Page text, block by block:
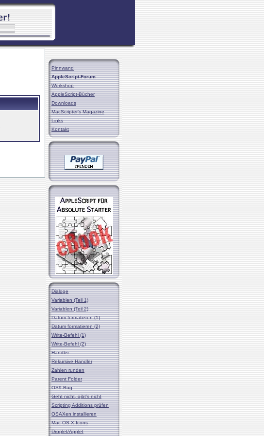
Pinnwand
AppleScript-Forum
Workshop
AppleScript-Bücher
Downloads
MacScripter's Magazine
Links
Kontakt
Dialoge
Variablen (Teil 1)
Variablen (Teil 2)
Datum formatieren (1)
Datum formatieren (2)
Write-Befehl (1)
Write-Befehl (2)
Handler
Rekursive Handler
Zahlen runden
Parent Folder
OS9-Bug
Geht nicht, gibt's nicht
Scripting Additions prüfen
OSAXen installieren
Mac OS X Icons
Droplet/Applet